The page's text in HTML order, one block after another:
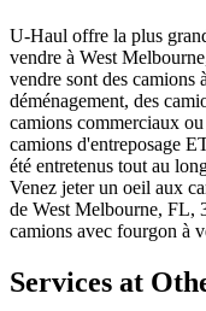
U-Haul offre la plus
vendre à West
vendre sont des camions
déménagement, des
camions commerciaux
camions d'entreposage
été entretenus tout au
Venez jeter un oeil aux
de West Melbourne, FL,
camions avec fourgon à
Services at